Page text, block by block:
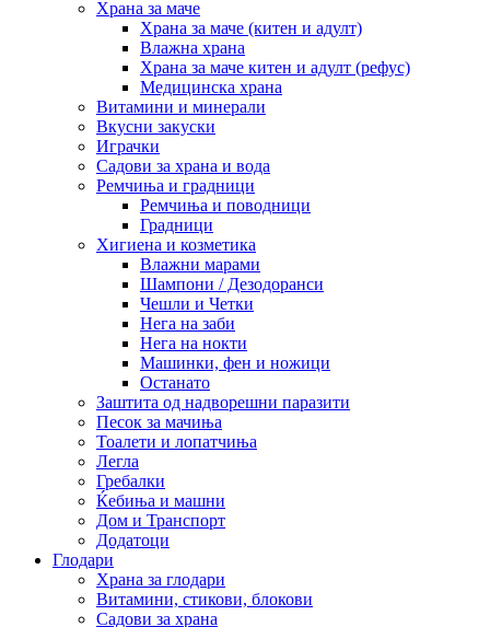
Храна за маче
Храна за маче (китен и адулт)
Влажна храна
Храна за маче китен и адулт (рефус)
Медицинска храна
Витамини и минерали
Вкусни закуски
Играчки
Садови за храна и вода
Ремчиња и градници
Ремчиња и поводници
Градници
Хигиена и козметика
Влажни марами
Шампони / Дезодоранси
Чешли и Четки
Нега на заби
Нега на нокти
Машинки, фен и ножици
Останато
Заштита од надворешни паразити
Песок за мачиња
Тоалети и лопатчиња
Легла
Гребалки
Ќебиња и машни
Дом и Транспорт
Додатоци
Глодари
Храна за глодари
Витамини, стикови, блокови
Садови за храна